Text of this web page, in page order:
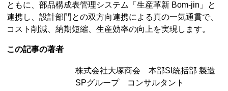
ともに、部品構成表管理システム「生産革新 Bom-jin」と
連携し、設計部門との双方向連携による真の一気通貫で、
コスト削減、納期短縮、生産効率の向上を実現します。
この記事の著者
株式会社大塚商会 本部SI統括部 製造
SPグループ コンサルタント